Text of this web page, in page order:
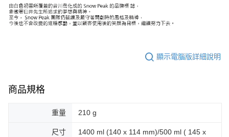
顯示電腦版詳細說明
商品規格
重量 210 g
尺寸
1400 ml (140 x 114 mm)/500 ml ( 145 x